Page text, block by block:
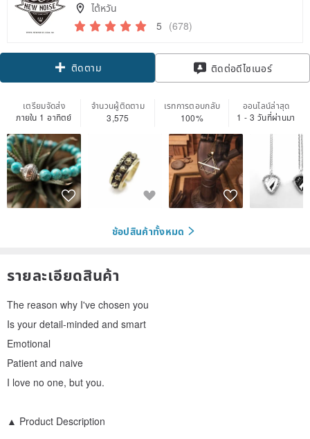
ไต้หวัน
5 (678)
ติดตาม ติดต่อดีไซเนอร์
เตรียมจัดส่ง
ภายใน 1 อาทิตย์
จำนวนผู้ติดตาม
3,575
เรทการตอบกลับ
100%
ออนไลน์ล่าสุด
1 - 3 วันที่ผ่านมา
ช้อปสินค้าทั้งหมด
รายละเอียดสินค้า
The reason why I've chosen you
Is your detail-minded and smart
Emotional
Patient and naive
I love no one, but you.
▲ Product Description